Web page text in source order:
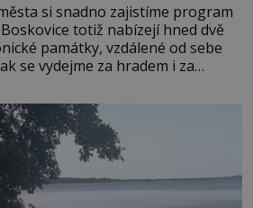
si snadno zajistíme program
totiž nabízejí hned dvě
památky, vzdálené od sebe
se vydejme za hradem i za
vrchoviny vznikla někdy
1313 kronikáři zaznamenali